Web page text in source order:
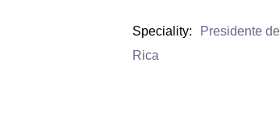
Speciality
Presidente
Rica